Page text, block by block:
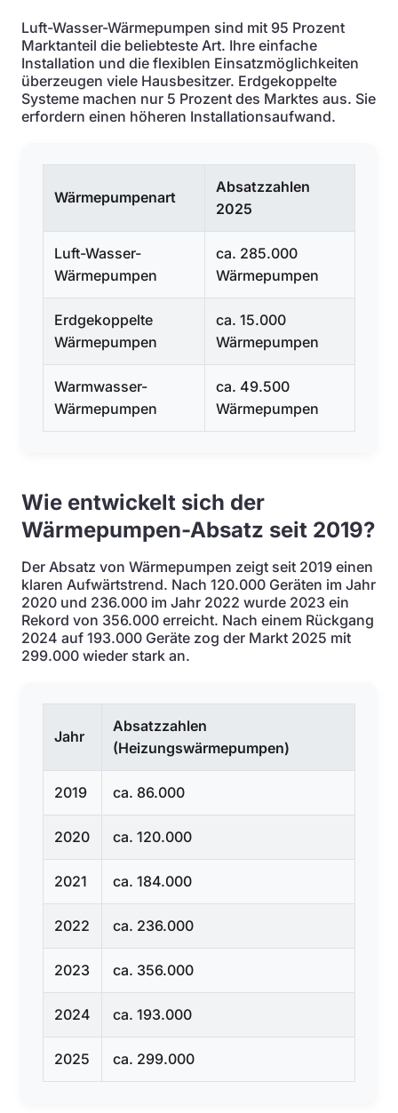
Luft-Wasser-Wärmepumpen sind mit 95 Prozent
Marktanteil die beliebteste Art. Ihre einfache
Installation und die flexiblen Einsatzmöglichkeiten
überzeugen viele Hausbesitzer. Erdgekoppelte
Systeme machen nur 5 Prozent des Marktes aus. Sie
erfordern einen höheren Installationsaufwand.
Wärmepumpenart
Absatzzahlen
2025
Luft-Wasser-
Wärmepumpen
ca. 285.000
Wärmepumpen
Erdgekoppelte
Wärmepumpen
ca. 15.000
Wärmepumpen
Warmwasser-
Wärmepumpen
ca. 49.500
Wärmepumpen
Wie entwickelt sich der
Wärmepumpen-Absatz seit 2019?
Der Absatz von Wärmepumpen zeigt seit 2019 einen
klaren Aufwärtstrend. Nach 120.000 Geräten im Jahr
2020 und 236.000 im Jahr 2022 wurde 2023 ein
Rekord von 356.000 erreicht. Nach einem Rückgang
2024 auf 193.000 Geräte zog der Markt 2025 mit
299.000 wieder stark an.
Jahr
Absatzzahlen
(Heizungswärmepumpen)
2019 ca. 86.000
2020 ca. 120.000
2021 ca. 184.000
2022 ca. 236.000
2023 ca. 356.000
2024 ca. 193.000
2025 ca. 299.000